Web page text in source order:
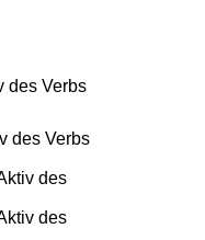
des Verbs
des Verbs
des
des